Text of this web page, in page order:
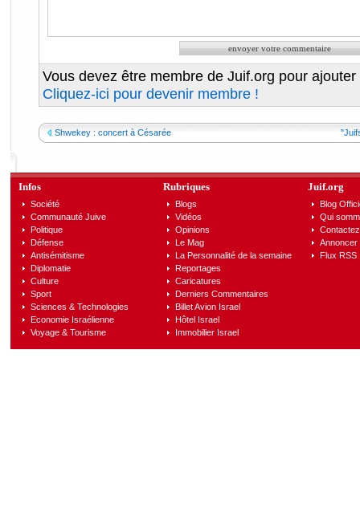
Vous devez être membre de Juif.org pour
Cliquez-ici pour devenir membre !
Shwekey : concert à Césarée
Infos
Société
Communauté Juive
Politique
Défense
Antisémitisme
Diplomatie
Culture
Sport
Sciences & Technologies
Economie Israélienne
Voyage & Tourisme
Rubriques
Blogs
Vidéos
Opinions
Le Mag
La Personnalité de la semaine
Reportages
Caricatures
Derniers Commentaires
Billet Avion Israel
Hôtel Israel
Immobilier Israel
Juif.org
Blog
Qui
Annoncer
Flux RSS